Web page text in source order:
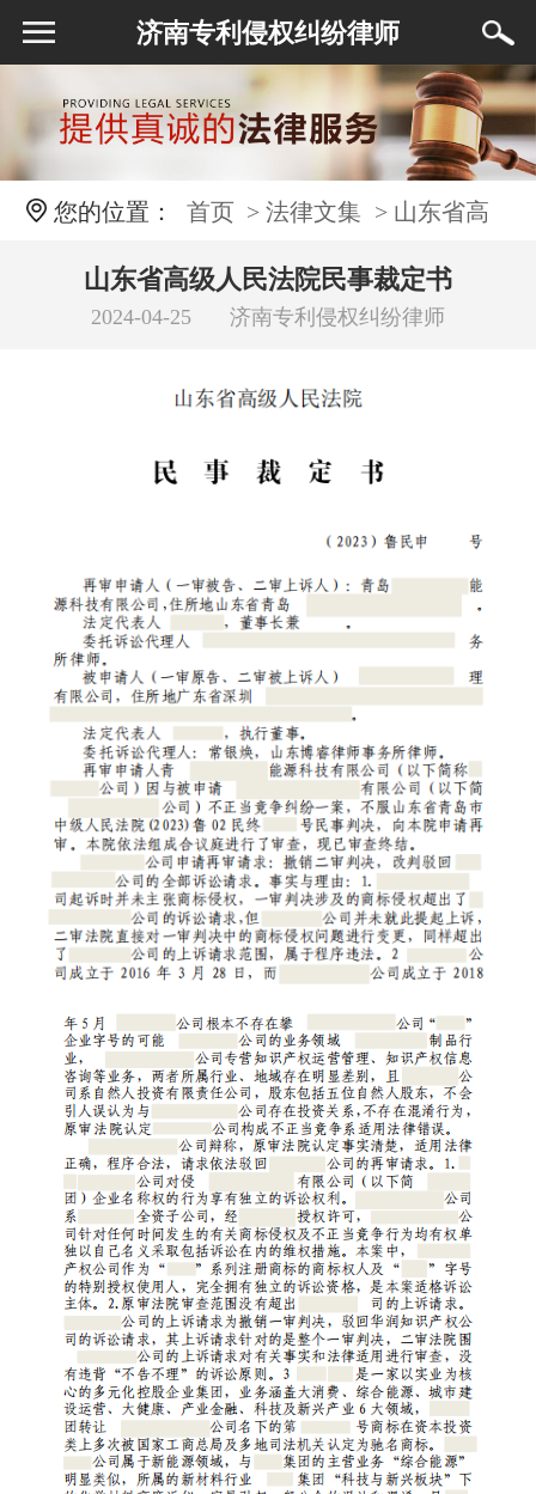
济南专利侵权纠纷律师
您的位置： 首页 > 法律文集 > 山东省高
级人民法院民事裁定书
山东省高级人民法院民事裁定书
2024-04-25 济南专利侵权纠纷律师